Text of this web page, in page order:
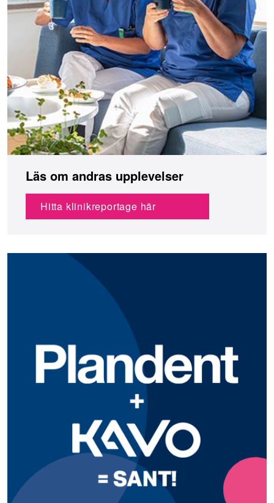
Läs om andras upplevelser
Hitta klinikreportage här